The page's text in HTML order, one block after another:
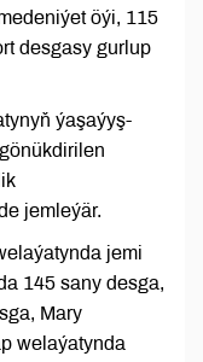
öýi, 115
desgasy gurlup
ýaşaýyş-
jemleýär.
jemi
145 sany desga,
Mary
welaýatynda